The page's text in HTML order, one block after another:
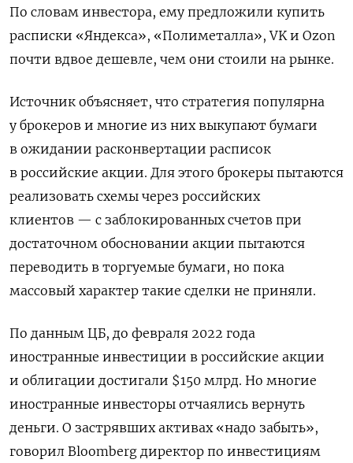
По словам инвестора, ему предложили купить
расписки «Яндекса», «Полиметалла», VK и Ozon
почти вдвое дешевле, чем они стоили на рынке.
Источник объясняет, что стратегия популярна
у брокеров и многие из них выкупают бумаги
в ожидании расконвертации расписок
в российские акции. Для этого брокеры пытаются
реализовать схемы через российских
клиентов — с заблокированных счетов при
достаточном обосновании акции пытаются
переводить в торгуемые бумаги, но пока
массовый характер такие сделки не приняли.
По данным ЦБ, до февраля 2022 года
иностранные инвестиции в российские акции
и облигации достигали $150 млрд. Но многие
иностранные инвесторы отчаялись вернуть
деньги. О застрявших активах «надо забыть»,
говорил Bloomberg директор по инвестициям